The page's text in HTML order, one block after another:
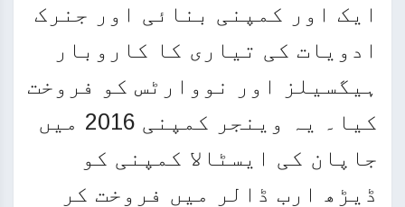
ایک اور کمپنی بنائی اور جنرک
ادویات کی تیاری کا کاروبار
ہیگسیلز اور نووارٹس کو فروخت
کیا۔ یہ وینجر کمپنی 2016 میں
جاپان کی ایسٹالا کمپنی کو
ڈیڑھ ارب ڈالر میں فروخت کر